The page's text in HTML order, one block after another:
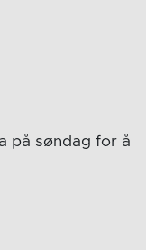
på søndag for å